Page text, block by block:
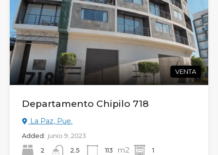
VENTA
Departamento Chipilo 718
La Paz, Pue.
Added: junio 9, 2023
2
2.5 113 m2 1